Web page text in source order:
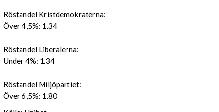
Röstandel Kristdemokraterna:
Över 4,5%: 1.34
Röstandel Liberalerna:
Under 4%: 1.34
Röstandel Miljöpartiet:
Över 6,5%: 1.80